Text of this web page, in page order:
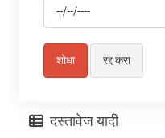
दस्तावेज यादी